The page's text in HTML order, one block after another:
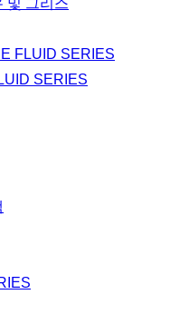
및 그리스
FLUID SERIES
SERIES